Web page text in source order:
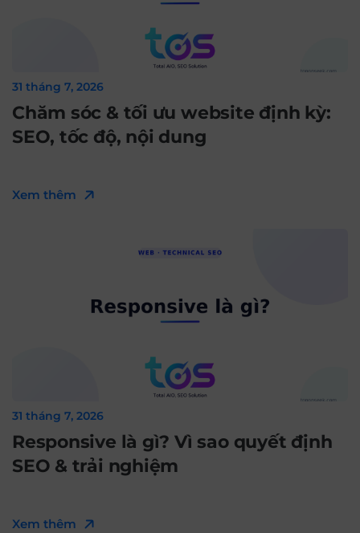
31 tháng 7, 2026
Chăm sóc & tối ưu website định kỳ:
SEO, tốc độ, nội dung
Xem thêm
31 tháng 7, 2026
Responsive là gì? Vì sao quyết định
SEO & trải nghiệm
Xem thêm